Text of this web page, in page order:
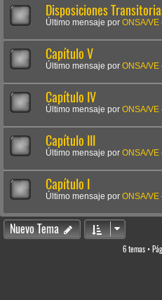
Disposiciones
Último mensaje por ONSA/VE
Capítulo V
Último mensaje por ONSA/VE
Capítulo IV
Último mensaje por ONSA/VE
Capítulo III
Último mensaje por ONSA/VE
Capítulo I
Último mensaje por ONSA/VE
Nuevo Tema
6 temas •